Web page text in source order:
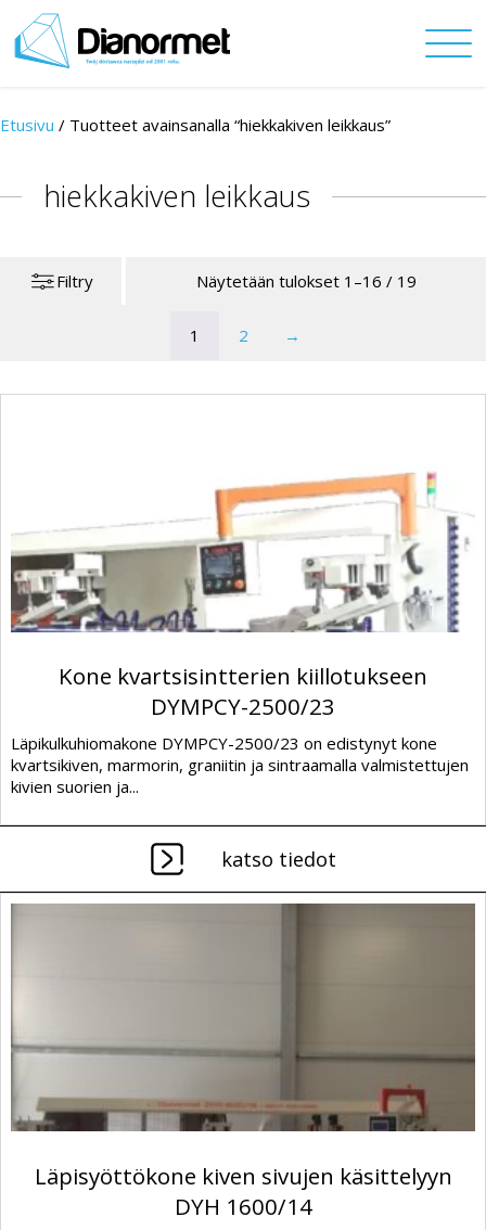
Etusivu / Tuotteet avainsanalla “hiekkakiven leikkaus”
hiekkakiven leikkaus
Filtry Näytetään tulokset 1–16 / 19
1 2 →
Kone kvartsisintterien kiillotukseen
DYMPCY-2500/23
Läpikulkuhiomakone DYMPCY-2500/23 on edistynyt kone
kvartsikiven, marmorin, graniitin ja sintraamalla valmistettujen
kivien suorien ja...
katso tiedot
Läpisyöttökone kiven sivujen käsittelyyn
DYH 1600/14